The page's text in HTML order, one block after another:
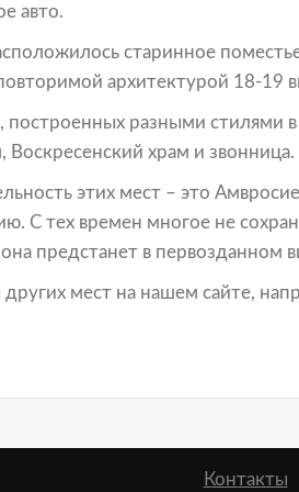
авто.
старинное
архитектурой 18-19
разными стилями
храм и звонница.
этих мест – это
С тех времен многое не
предстанет в первозданном
мест на нашем сайте,
Контакты